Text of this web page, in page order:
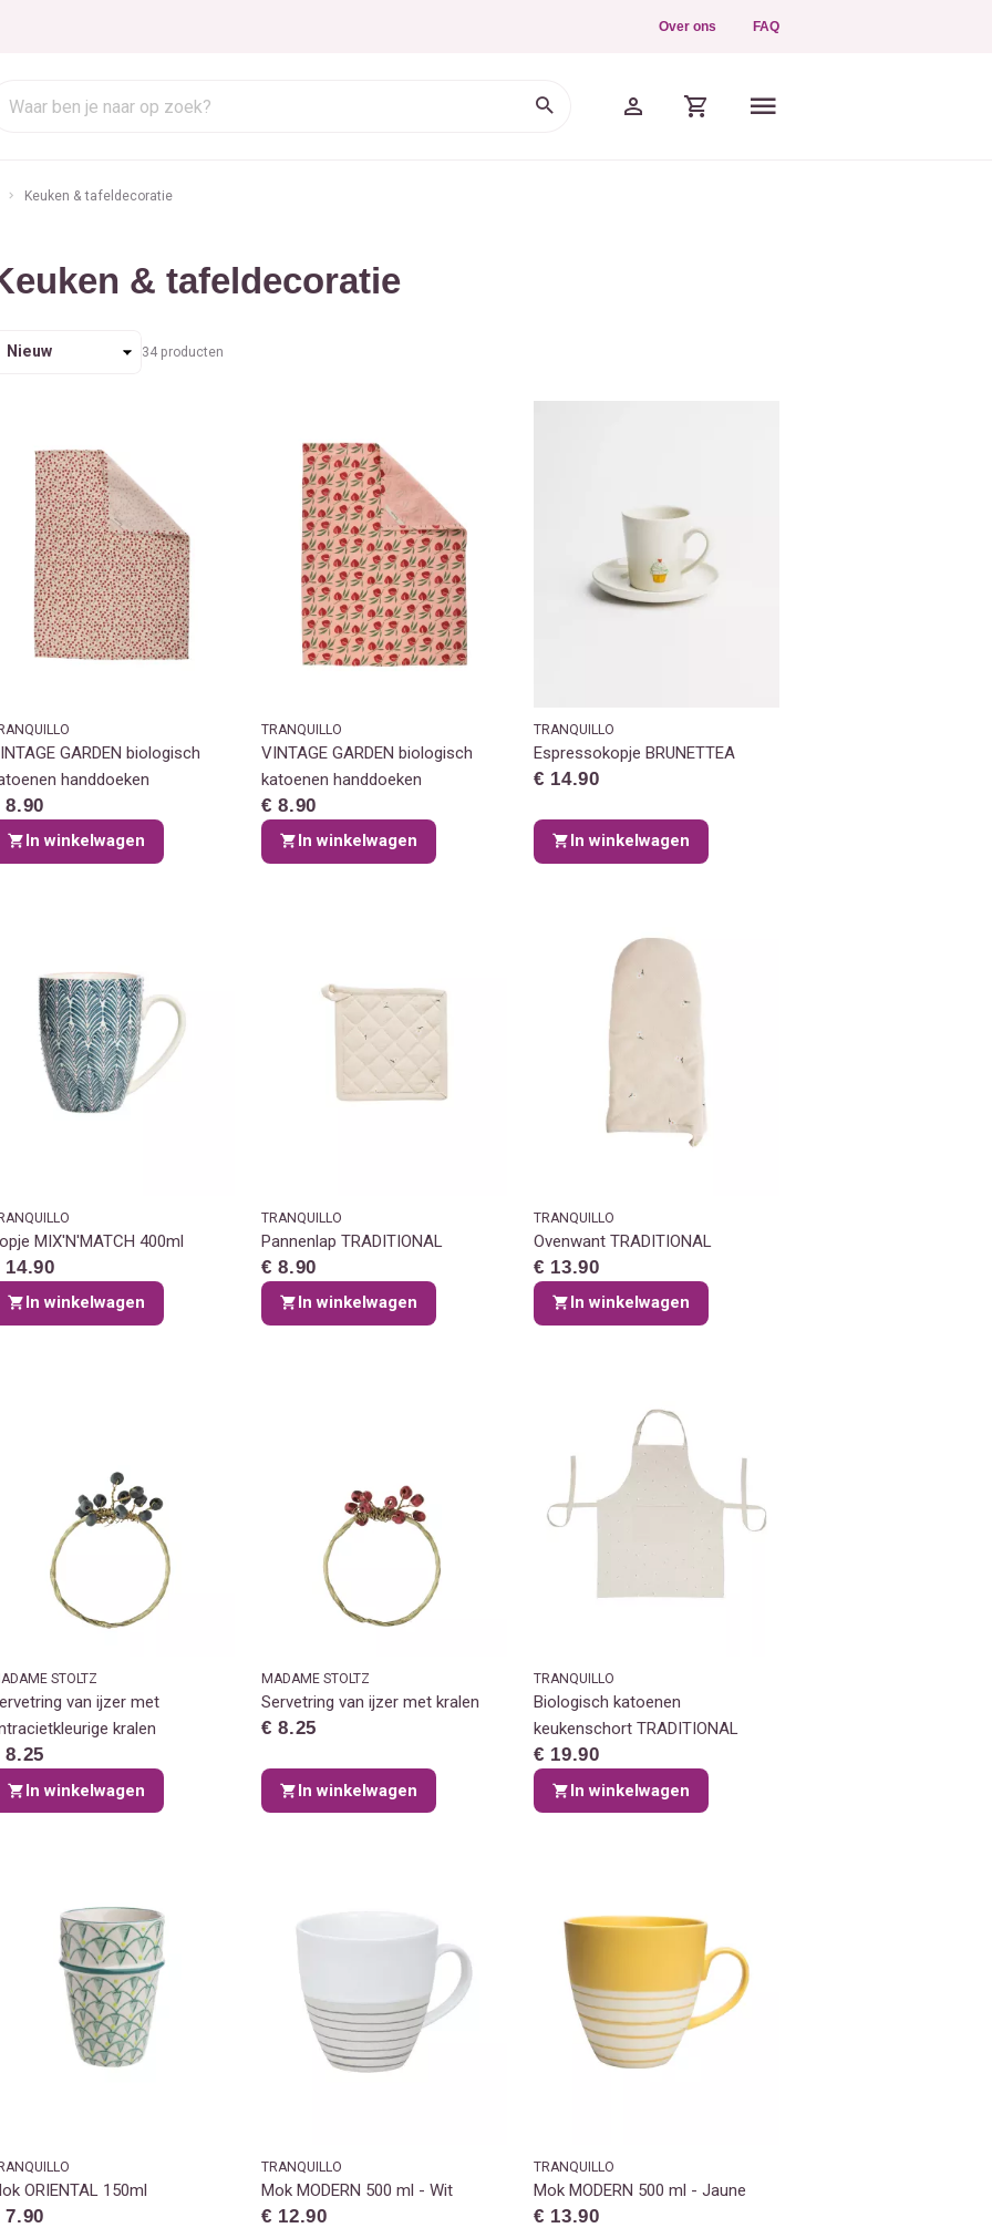
Over ons FAQ
Keuken & tafeldecoratie
& tafeldecoratie
34 producten
GARDEN biologisch
handdoeken
8.90
In winkelwagen
TRANQUILLO
VINTAGE GARDEN biologisch
katoenen handdoeken
€ 8.90
In winkelwagen
TRANQUILLO
Espressokopje BRUNETTEA
€ 14.90
In winkelwagen
MIX'N'MATCH 400ml
14.90
In winkelwagen
TRANQUILLO
Pannenlap TRADITIONAL
€ 8.90
In winkelwagen
TRANQUILLO
Ovenwant TRADITIONAL
€ 13.90
In winkelwagen
STOLTZ
van ijzer met
kralen
8.25
In winkelwagen
MADAME STOLTZ
Servetring van ijzer met kralen
€ 8.25
In winkelwagen
TRANQUILLO
Biologisch katoenen
keukenschort TRADITIONAL
€ 19.90
In winkelwagen
ORIENTAL 150ml
7.90
TRANQUILLO
Mok MODERN 500 ml - Wit
€ 12.90
TRANQUILLO
Mok MODERN 500 ml - Jaune
€ 13.90